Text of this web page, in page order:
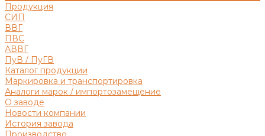
Продукция
СИП
ВВГ
ПВС
АВВГ
ПуВ / ПуГВ
Каталог продукции
Маркировка и транспортировка
Аналоги марок / импортозамещение
О заводе
Новости компании
История завода